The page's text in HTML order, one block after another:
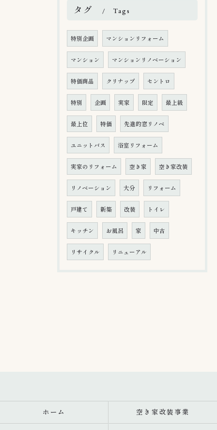
タグ Tags
特別企画 マンションリフォーム
マンション マンションリノベーション
特価商品 クリナップ セントロ
特別 企画 実家 限定 最上級
最上位 特価 先進的窓リノベ
ユニットバス 浴室リフォーム
実家のリフォーム 空き家 空き家改装
リノベーション 大分 リフォーム
戸建て 新築 改装 トイレ
キッチン お風呂 家 中古
リサイクル リニューアル
ホーム 空き家改装事業